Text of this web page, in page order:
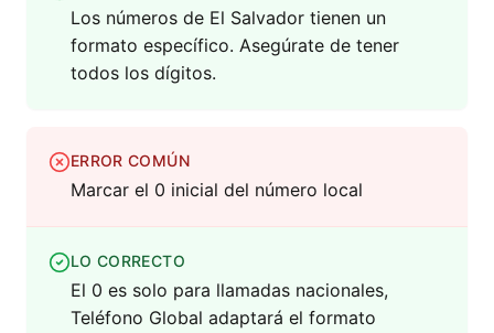
Los números de El Salvador tienen un
formato específico. Asegúrate de tener
todos los dígitos.
ERROR COMÚN
Marcar el 0 inicial del número local
LO CORRECTO
El 0 es solo para llamadas nacionales,
Teléfono Global adaptará el formato